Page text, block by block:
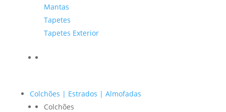
Mantas
Tapetes
Tapetes Exterior
Colchões | Estrados | Almofadas
Colchões